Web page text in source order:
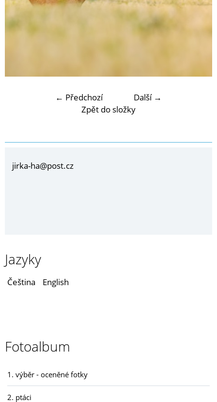
← Předchozí
Další →
Zpět do složky
jirka-ha@post.cz
Jazyky
Čeština English
Fotoalbum
1. výběr - oceněné fotky
2. ptáci